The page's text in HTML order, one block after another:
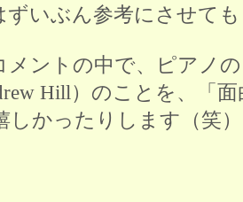
いぶん参考にさせて
ントの中で、ピアノ
Hill）のことを、「
しかったりします（笑